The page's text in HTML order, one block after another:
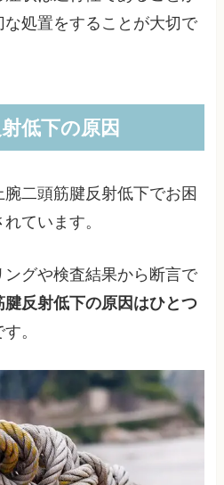
処置をすることが大切で
低下の原因
二頭筋腱反射低下でお困
ています。
グや検査結果から断言で
腱反射低下の原因はひとつ
。